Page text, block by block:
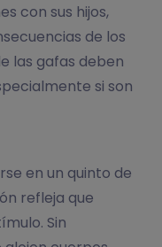
con sus hijos,
de los
las gafas deben
si son
en un quinto de
refleja que
Sin